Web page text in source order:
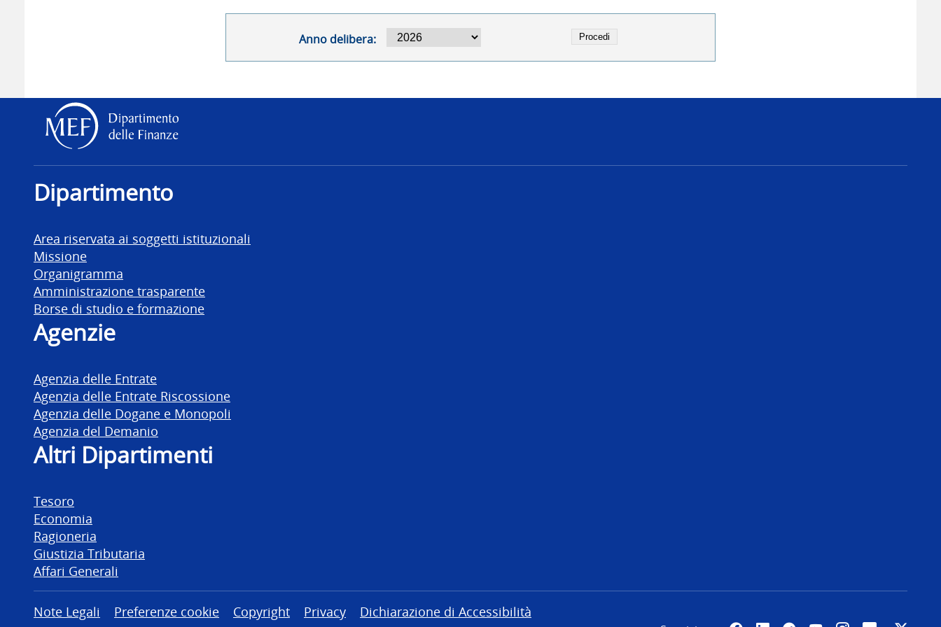
Anno delibera:
Dipartimento delle Finanze
Dipartimento
Area riservata ai soggetti istituzionali
Missione
Organigramma
Amministrazione trasparente
Borse di studio e formazione
Agenzie
Agenzia delle Entrate
Agenzia delle Entrate Riscossione
Agenzia delle Dogane e Monopoli
Agenzia del Demanio
Altri Dipartimenti
Tesoro
Economia
Ragioneria
Giustizia Tributaria
Affari Generali
Altre informazioni
Note Legali Preferenze cookie Copyright Privacy Dichiarazione di Accessibilità